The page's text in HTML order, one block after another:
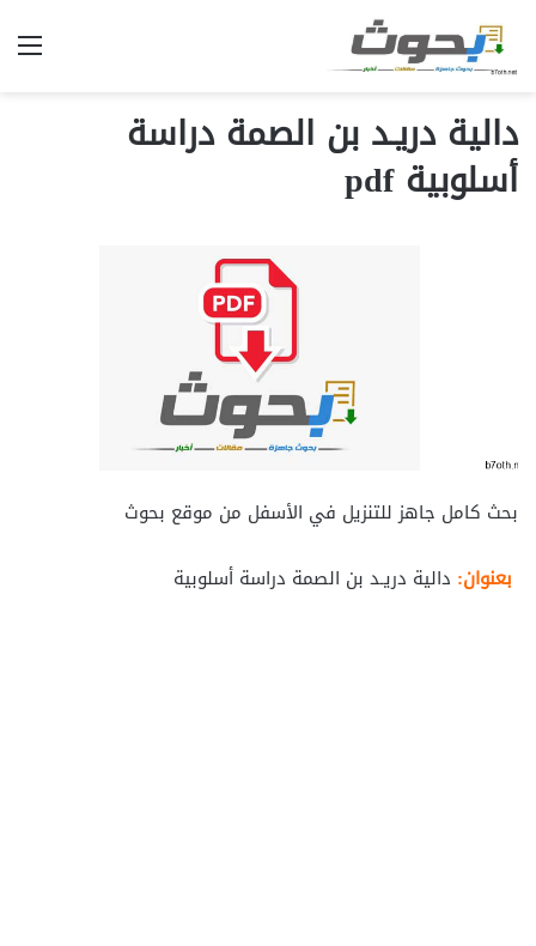
دالية دريـد بن الصمة دراسة
أسلوبية pdf
بحث كامل جاهز للتنزيل في الأسفل من موقع بحوث
بعنوان: دالية دريـد بن الصمة دراسة أسلوبية